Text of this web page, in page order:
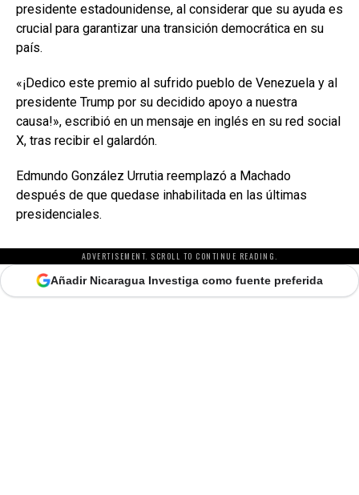
presidente estadounidense, al considerar que su ayuda es
crucial para garantizar una transición democrática en su
país.
«¡Dedico este premio al sufrido pueblo de Venezuela y al
presidente Trump por su decidido apoyo a nuestra
causa!», escribió en un mensaje en inglés en su red social
X, tras recibir el galardón.
Edmundo González Urrutia reemplazó a Machado
después de que quedase inhabilitada en las últimas
presidenciales.
ADVERTISEMENT. SCROLL TO CONTINUE READING.
Añadir Nicaragua Investiga como fuente preferida